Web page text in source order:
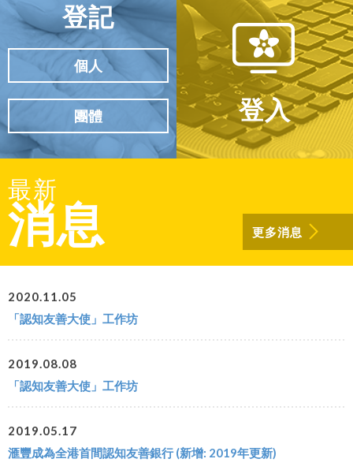
登記
個人
團體 登入
最新
消息 更多消息
2020.11.05
「認知友善大使」工作坊
2019.08.08
「認知友善大使」工作坊
2019.05.17
滙豐成為全港首間認知友善銀行 (新增: 2019年更新)